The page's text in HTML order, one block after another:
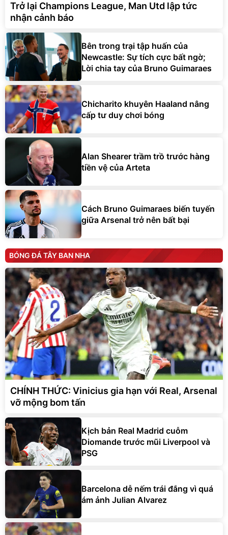
Trở lại Champions League, Man Utd lập tức
nhận cảnh báo
Bên trong trại tập huấn của
Newcastle: Sự tích cực bất ngờ;
Lời chia tay của Bruno Guimaraes
Chicharito khuyên Haaland nâng
cấp tư duy chơi bóng
Alan Shearer trầm trồ trước hàng
tiền vệ của Arteta
Cách Bruno Guimaraes biến tuyến
giữa Arsenal trở nên bất bại
BÓNG ĐÁ TÂY BAN NHA
CHÍNH THỨC: Vinicius gia hạn với Real, Arsenal
vỡ mộng bom tấn
Kịch bản Real Madrid cuỗm
Diomande trước mũi Liverpool và
PSG
Barcelona dễ nếm trái đắng vì quá
ám ảnh Julian Alvarez